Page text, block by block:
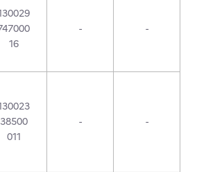
16
- -
38500
011
- -